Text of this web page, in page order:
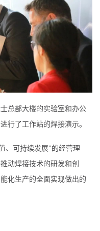
总部大楼的实验室和办公
行了工作站的焊接演示。
、可持续发展"的经营理
动焊接技术的研发和创
化生产的全面实现做出的